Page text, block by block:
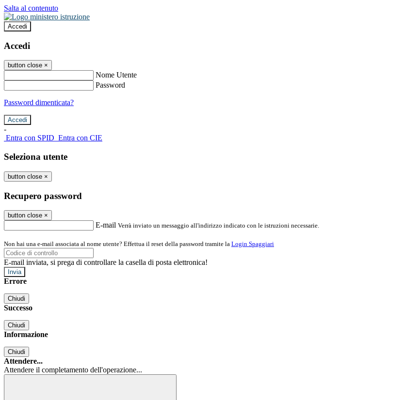
Salta al contenuto
Accedi
Accedi
button close ×
Nome Utente
Password
Password dimenticata?
-
Entra con SPID Entra con CIE
Seleziona utente
button close ×
Recupero password
button close ×
E-mail Verrà inviato un messaggio all'indirizzo indicato con le istruzioni necessarie.
Non hai una e-mail associata al nome utente? Effettua il reset della password tramite la Login Spaggiari
E-mail inviata, si prega di controllare la casella di posta elettronica!
Errore
Chiudi
Successo
Chiudi
Informazione
Chiudi
Attendere...
Attendere il completamento dell'operazione...